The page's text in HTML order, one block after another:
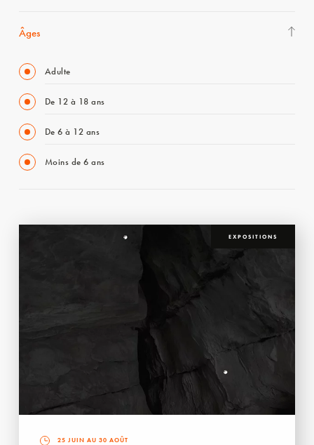
Âges
Adulte
De 12 à 18 ans
De 6 à 12 ans
Moins de 6 ans
EXPOSITIONS
25 JUIN AU 30 AOÛT